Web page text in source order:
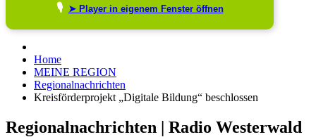
🎙️ ➤ Player in eigenem Fenster öffnen
Home
MEINE REGION
Regionalnachrichten
Kreisförderprojekt „Digitale Bildung“ beschlossen
Regionalnachrichten | Radio Westerwald